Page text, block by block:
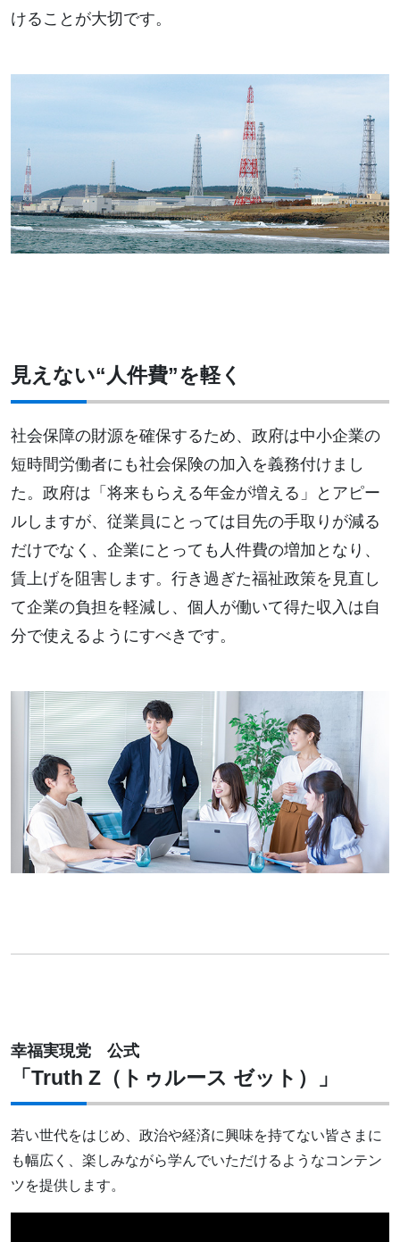
けることが大切です。
見えない“人件費”を軽く
社会保障の財源を確保するため、政府は中小企業の
短時間労働者にも社会保険の加入を義務付けまし
た。政府は「将来もらえる年金が増える」とアピー
ルしますが、従業員にとっては目先の手取りが減る
だけでなく、企業にとっても人件費の増加となり、
賃上げを阻害します。行き過ぎた福祉政策を見直し
て企業の負担を軽減し、個人が働いて得た収入は自
分で使えるようにすべきです。
幸福実現党 公式
「Truth Z（トゥルース ゼット）」
若い世代をはじめ、政治や経済に興味を持てない皆さまに
も幅広く、楽しみながら学んでいただけるようなコンテン
ツを提供します。